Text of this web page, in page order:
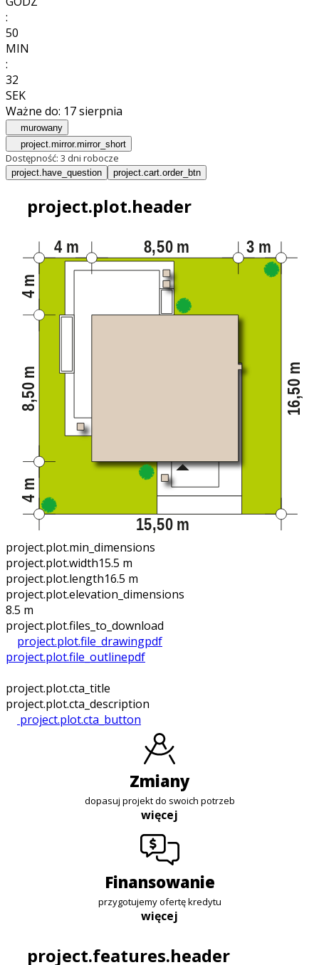
:
50
MIN
:
30
SEK
Ważne do: 17 sierpnia
murowany
project.mirror.mirror_short
Dostępność: 3 dni robocze
project.have_question project.cart.order_btn
project.plot.header
project.plot.min_dimensions
project.plot.width15.5 m
project.plot.length16.5 m
project.plot.elevation_dimensions
8.5 m
project.plot.files_to_download
project.plot.file_drawingpdf
project.plot.file_outlinepdf
project.plot.cta_title
project.plot.cta_description
project.plot.cta_button
zmiany
dopasuj projekt do swoich potrzeb
więcej
finansowanie
przygotujemy ofertę kredytu
więcej
project.features.header